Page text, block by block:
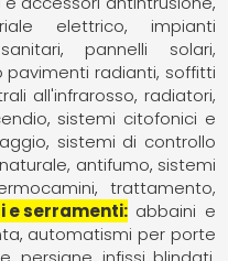
elettrico
impianti
pannelli solari,
pavimenti radianti, soffitti
all'infrarosso radiatori,
sistemi citofonici e
sistemi di controllo
antifumo sistemi
trattamento,
e serramenti abbaini e
automatismi per porte